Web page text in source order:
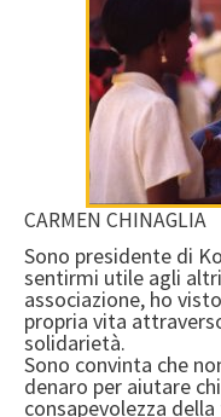
CARMEN CHINAGLIA
Sono presidente di
sentirmi utile agli
associazione, ho
propria vita
solidarietà.
Sono convinta che
denaro per aiutare
consapevolezza